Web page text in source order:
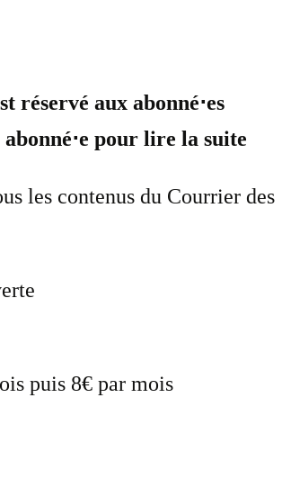
réservé aux abonné⋅es
abonné⋅e pour lire la suite
les contenus du Courrier des
puis 8€ par mois